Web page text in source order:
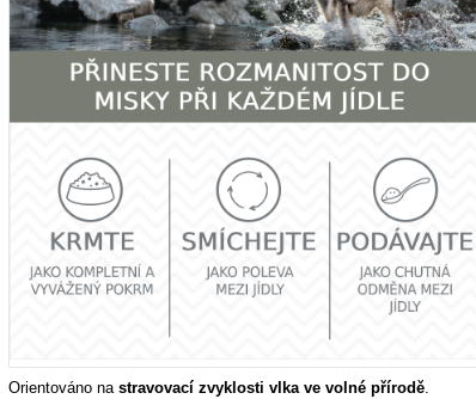
Orientováno na stravovací zvyklosti vlka ve volné přírodě.